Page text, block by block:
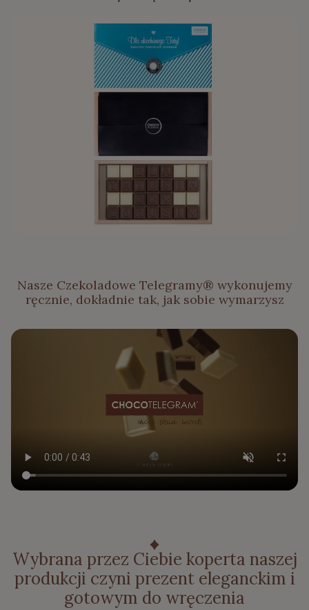
Nasze Czekoladowe Telegramy® wykonujemy
ręcznie, dokładnie tak, jak sobie wymarzysz
Wybrana przez Ciebie koperta naszej
produkcji czyni prezent eleganckim i
gotowym do wręczenia